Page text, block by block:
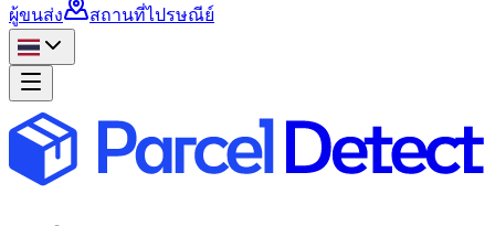
ผู้ขนส่ง
สถานที่ไปรษณีย์